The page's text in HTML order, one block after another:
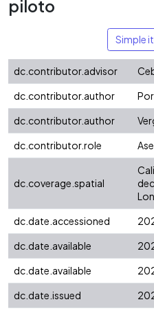
piloto
Simple
dc.contributor.advisor
dc.contributor.author
dc.contributor.author
dc.contributor.role
dc.coverage.spatial
dc.date.accessioned
dc.date.available
dc.date.available
dc.date.issued